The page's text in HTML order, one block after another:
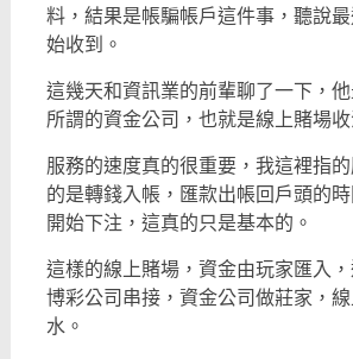
料，結果是帳騙帳戶這件事，聽說
始收到。
這幾天和資訊業的前輩聊了一下，
所謂的資金公司，也就是線上賭場收
服務的速度真的很重要，我這裡指
的是轉錢入帳，匯款出帳回戶頭的
開始下注，這真的只是基本的。
這樣的線上賭場，資金由玩家匯入
博彩公司串接，資金公司做莊家，
水。